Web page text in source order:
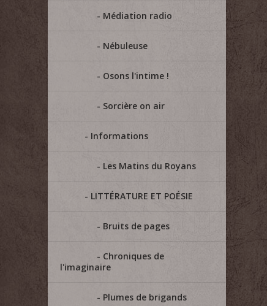
Médiation radio
Nébuleuse
Osons l'intime !
Sorcière on air
Informations
Les Matins du Royans
LITTÉRATURE ET POÉSIE
Bruits de pages
Chroniques de
l'imaginaire
Plumes de brigands